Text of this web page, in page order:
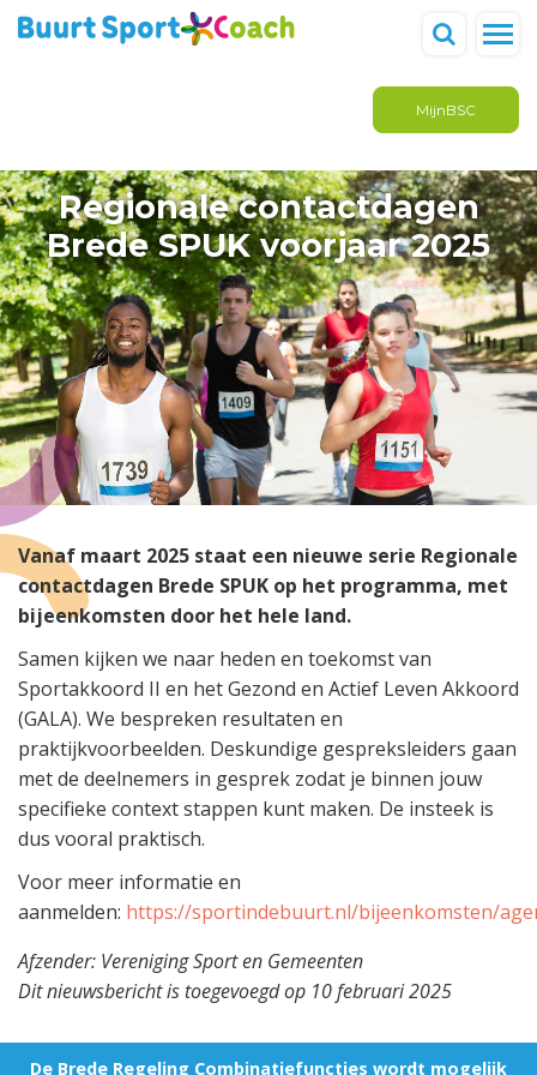
MijnBSC
Regionale contactdagen
Brede SPUK voorjaar 2025
Vanaf maart 2025 staat een nieuwe serie Regionale
contactdagen Brede SPUK op het programma, met
bijeenkomsten door het hele land.
Samen kijken we naar heden en toekomst van
Sportakkoord II en het Gezond en Actief Leven Akkoord
(GALA). We bespreken resultaten en
praktijkvoorbeelden. Deskundige gespreksleiders gaan
met de deelnemers in gesprek zodat je binnen jouw
specifieke context stappen kunt maken. De insteek is
dus vooral praktisch.
Voor meer informatie en
aanmelden: https://sportindebuurt.nl/bijeenkomsten/
Afzender: Vereniging Sport en Gemeenten
Dit nieuwsbericht is toegevoegd op 10 februari 2025
De Brede Regeling Combinatiefuncties wordt mogelijk